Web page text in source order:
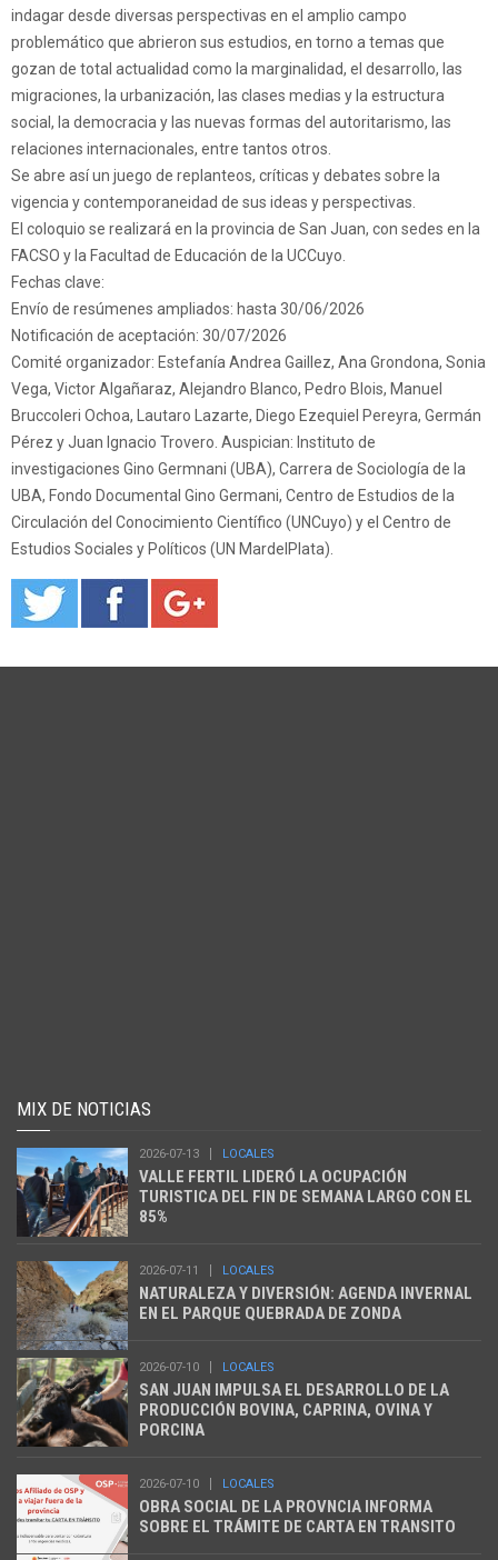
indagar desde diversas perspectivas en el amplio campo
problemático que abrieron sus estudios, en torno a temas que
gozan de total actualidad como la marginalidad, el desarrollo, las
migraciones, la urbanización, las clases medias y la estructura
social, la democracia y las nuevas formas del autoritarismo, las
relaciones internacionales, entre tantos otros.
Se abre así un juego de replanteos, críticas y debates sobre la
vigencia y contemporaneidad de sus ideas y perspectivas.
El coloquio se realizará en la provincia de San Juan, con sedes en la
FACSO y la Facultad de Educación de la UCCuyo.
Fechas clave:
Envío de resúmenes ampliados: hasta 30/06/2026
Notificación de aceptación: 30/07/2026
Comité organizador: Estefanía Andrea Gaillez, Ana Grondona, Sonia
Vega, Victor Algañaraz, Alejandro Blanco, Pedro Blois, Manuel
Bruccoleri Ochoa, Lautaro Lazarte, Diego Ezequiel Pereyra, Germán
Pérez y Juan Ignacio Trovero. Auspician: Instituto de
investigaciones Gino Germnani (UBA), Carrera de Sociología de la
UBA, Fondo Documental Gino Germani, Centro de Estudios de la
Circulación del Conocimiento Científico (UNCuyo) y el Centro de
Estudios Sociales y Políticos (UN MardelPlata).
MIX DE NOTICIAS
2026-07-13 LOCALES
VALLE FERTIL LIDERÓ LA OCUPACIÓN
TURISTICA DEL FIN DE SEMANA LARGO CON EL
85%
2026-07-11 LOCALES
NATURALEZA Y DIVERSIÓN: AGENDA INVERNAL
EN EL PARQUE QUEBRADA DE ZONDA
2026-07-10 LOCALES
SAN JUAN IMPULSA EL DESARROLLO DE LA
PRODUCCIÓN BOVINA, CAPRINA, OVINA Y
PORCINA
2026-07-10 LOCALES
OBRA SOCIAL DE LA PROVNCIA INFORMA
SOBRE EL TRÁMITE DE CARTA EN TRANSITO